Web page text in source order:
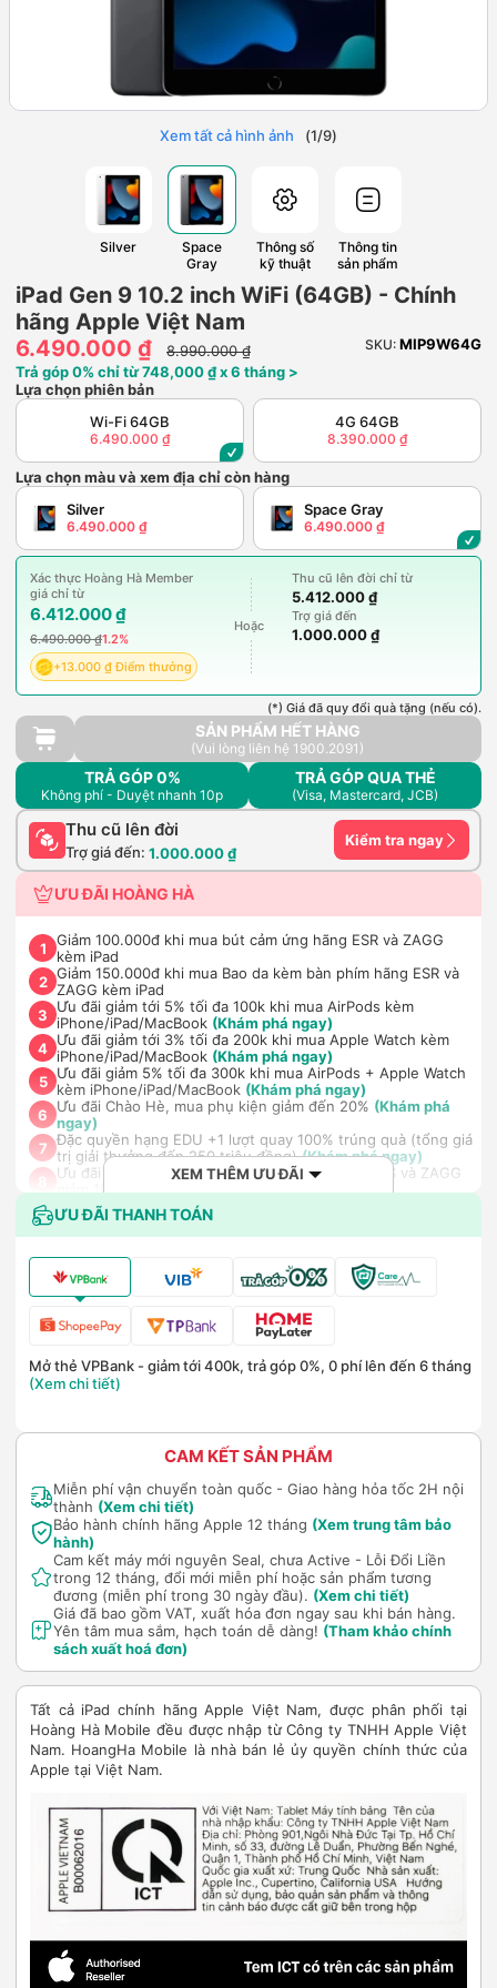
Xem tất cả hình ảnh (1/9)
Silver
Space
Gray
Thông số
kỹ thuật
Thông tin
sản phẩm
iPad Gen 9 10.2 inch WiFi (64GB) - Chính
hãng Apple Việt Nam
6.490.000 ₫
8.990.000 ₫ SKU: MIP9W64G
Trả góp 0% chỉ từ 748,000 ₫ x 6 tháng >
Lựa chọn phiên bản
Wi-Fi 64GB
6.490.000 ₫
4G 64GB
8.390.000 ₫
Lựa chọn màu và xem địa chỉ còn hàng
Silver
6.490.000 ₫
Space Gray
6.490.000 ₫
Xác thực Hoàng Hà Member
giá chỉ từ
6.412.000 ₫
6.490.000 ₫1.2%
+13.000 ₫ Điểm thưởng
Hoặc
Thu cũ lên đời chỉ từ
5.412.000 ₫
Trợ giá đến
1.000.000 ₫
(*) Giá đã quy đổi quà tặng (nếu có).
SẢN PHẨM HẾT HÀNG
(Vui lòng liên hệ 1900.2091)
TRẢ GÓP 0%
Không phí - Duyệt nhanh 10p
TRẢ GÓP QUA THẺ
(Visa, Mastercard, JCB)
Thu cũ lên đời
Trợ giá đến: 1.000.000 ₫
Kiểm tra ngay
ƯU ĐÃI HOÀNG HÀ
1
Giảm 100.000đ khi mua bút cảm ứng hãng ESR và ZAGG
kèm iPad
2 Giảm 150.000đ khi mua Bao da kèm bàn phím hãng ESR và
ZAGG kèm iPad
3
Ưu đãi giảm tới 5% tối đa 100k khi mua AirPods kèm
iPhone/iPad/MacBook (Khám phá ngay)
4 Ưu đãi giảm tới 3% tối đa 200k khi mua Apple Watch kèm
iPhone/iPad/MacBook (Khám phá ngay)
5 Ưu đãi giảm 5% tối đa 300k khi mua AirPods + Apple Watch
kèm iPhone/iPad/MacBook (Khám phá ngay)
6
Ưu đãi Chào Hè, mua phụ kiện giảm đến 20% (Khám phá
ngay)
7 Đặc quyền hạng EDU +1 lượt quay 100% trúng quà (tổng giá
trị giải thưởng đến 250 triệu đồng)(Khám phá ngay)
8
Ưu đãi dành cho Bút cảm ứng hãng ESR, BASEUS và ZAGG
giảm 100.000đ khi mua kèm iPad
9 Ưu đãi dành cho Bao da kèm bàn phím hãng ESR và ZAGG:
giảm 150.000đ khi mua kèm iPad
Ưu đãi mua dán màn hình kèm máy Điện thoại/Máy tính
bảng/Laptop/Đồng hồ giảm 10%
Giảm thêm 15% tối đa 1.000.000đ với các sản phẩm Loa, tai
nghe Sony khi mua kèm với các sản phẩm: Laptop/ Điện
thoại/ Đồng hồ thông minh
Giảm ngay 50.000đ khi mua gói cước di động Mobifone,
Vnsky lên tới 6GB data/ngày - Trải nghiệm 5G chỉ 99k/tháng
(Khám phá ngay)
13 Nhận báo giá tốt nhất cho khách hàng doanh nghiệp B2B
khi mua số lượng lớn
XEM THÊM ƯU ĐÃI
ƯU ĐÃI THANH TOÁN
Mở thẻ VPBank - giảm tới 400k, trả góp 0%, 0 phí lên đến 6 tháng
(Xem chi tiết)
CAM KẾT SẢN PHẨM
Miễn phí vận chuyển toàn quốc - Giao hàng hỏa tốc 2H nội
thành (Xem chi tiết)
Bảo hành chính hãng Apple 12 tháng (Xem trung tâm bảo
hành)
Cam kết máy mới nguyên Seal, chưa Active - Lỗi Đổi Liền
trong 12 tháng, đổi mới miễn phí hoặc sản phẩm tương
đương (miễn phí trong 30 ngày đầu). (Xem chi tiết)
Giá đã bao gồm VAT, xuất hóa đơn ngay sau khi bán hàng.
Yên tâm mua sắm, hạch toán dễ dàng! (Tham khảo chính
sách xuất hoá đơn)
Tất cả iPad chính hãng Apple Việt Nam, được phân phối tại
Hoàng Hà Mobile đều được nhập từ Công ty TNHH Apple Việt
Nam. HoangHa Mobile là nhà bán lẻ ủy quyền chính thức của
Apple tại Việt Nam.